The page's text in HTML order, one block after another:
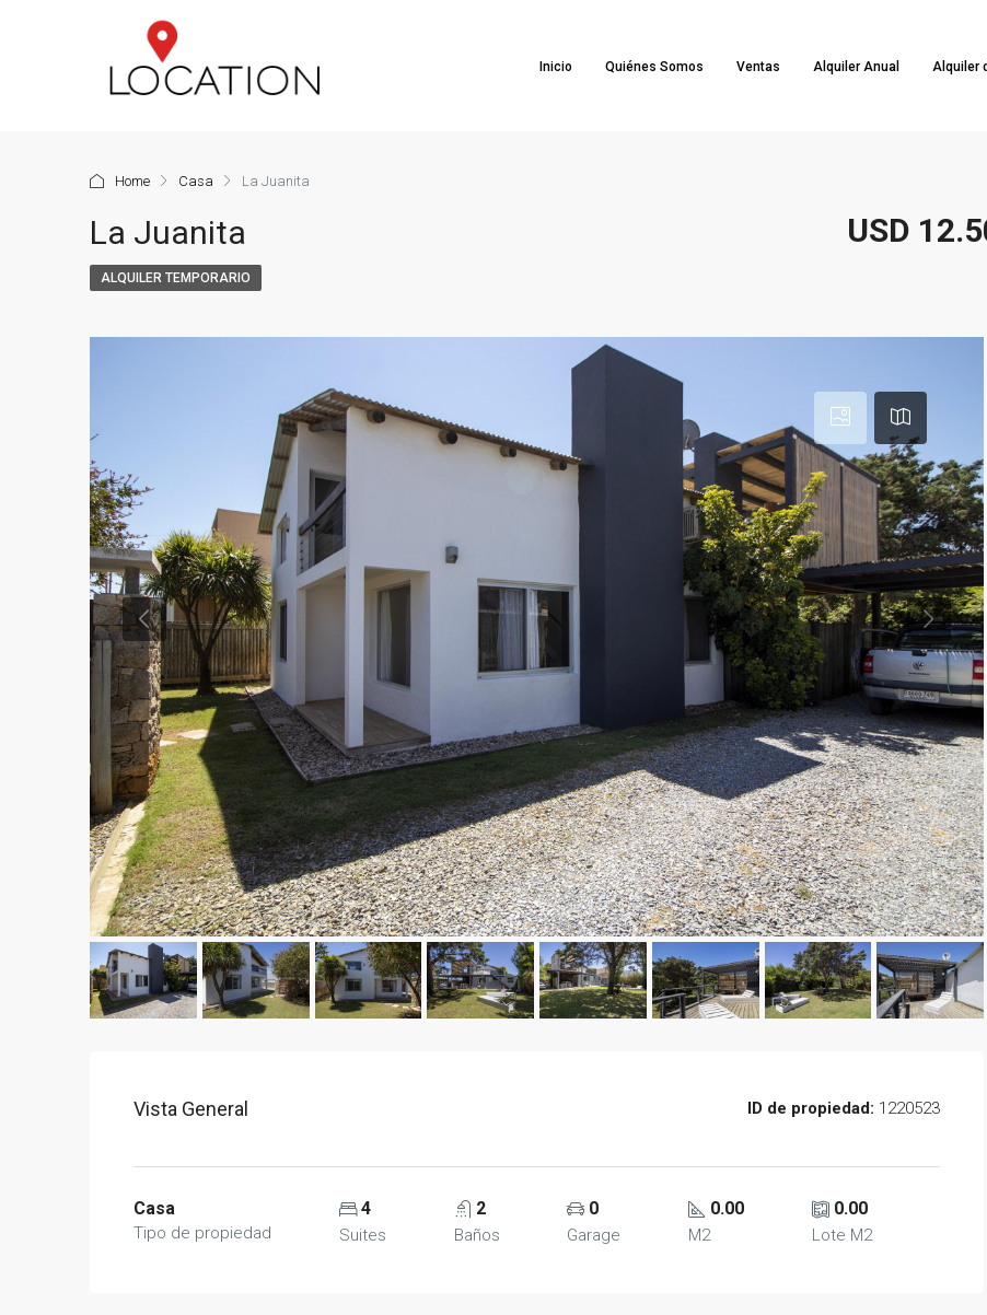
Inicio Quiénes Somos Ventas Alquiler Anual Alquiler
Home Casa La Juanita
La Juanita USD
ALQUILER TEMPORARIO
Vista General ID de propiedad: 1220523
Casa
Tipo de propiedad
4
Suites
2
Baños
0
Garage
0.00
M2
0.00
Lote M2